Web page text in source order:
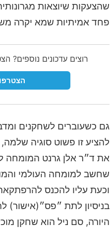
שהצעקות שיוצאות
פחד אמיתיות שמא יקרה
רוצים עדכונים נוספים?
גם כשעוברים לשחקנים
להציע זו פשוט סוגיה
את ד״ר אלן גרנט המומחה
שחשב למומחה העולמי
וכעת עליו להכנס
בניסיון לתת ״פס״(אישור)
היורה, סם ניל הוא שחקן